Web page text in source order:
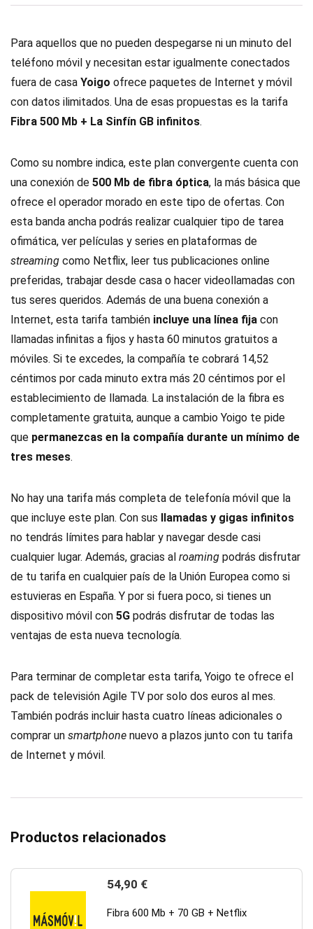
Para aquellos que no pueden despegarse ni un minuto del
teléfono móvil y necesitan estar igualmente conectados
fuera de casa Yoigo ofrece paquetes de Internet y móvil
con datos ilimitados. Una de esas propuestas es la tarifa
Fibra 500 Mb + La Sinfín GB infinitos.
Como su nombre indica, este plan convergente cuenta con
una conexión de 500 Mb de fibra óptica, la más básica que
ofrece el operador morado en este tipo de ofertas. Con
esta banda ancha podrás realizar cualquier tipo de tarea
ofimática, ver películas y series en plataformas de
streaming como Netflix, leer tus publicaciones online
preferidas, trabajar desde casa o hacer videollamadas con
tus seres queridos. Además de una buena conexión a
Internet, esta tarifa también incluye una línea fija con
llamadas infinitas a fijos y hasta 60 minutos gratuitos a
móviles. Si te excedes, la compañía te cobrará 14,52
céntimos por cada minuto extra más 20 céntimos por el
establecimiento de llamada. La instalación de la fibra es
completamente gratuita, aunque a cambio Yoigo te pide
que permanezcas en la compañía durante un mínimo de
tres meses.
No hay una tarifa más completa de telefonía móvil que la
que incluye este plan. Con sus llamadas y gigas infinitos
no tendrás límites para hablar y navegar desde casi
cualquier lugar. Además, gracias al roaming podrás disfrutar
de tu tarifa en cualquier país de la Unión Europea como si
estuvieras en España. Y por si fuera poco, si tienes un
dispositivo móvil con 5G podrás disfrutar de todas las
ventajas de esta nueva tecnología.
Para terminar de completar esta tarifa, Yoigo te ofrece el
pack de televisión Agile TV por solo dos euros al mes.
También podrás incluir hasta cuatro líneas adicionales o
comprar un smartphone nuevo a plazos junto con tu tarifa
de Internet y móvil.
Productos relacionados
54,90 €
Fibra 600 Mb + 70 GB + Netflix